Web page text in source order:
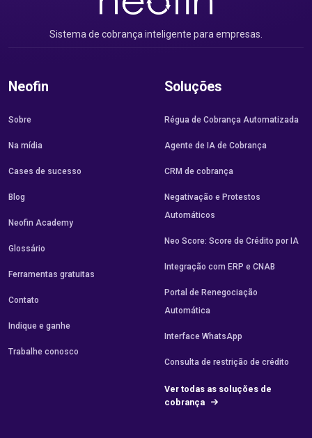
Sistema de cobrança inteligente para empresas.
Neofin
Sobre
Na mídia
Cases de sucesso
Blog
Neofin Academy
Glossário
Ferramentas gratuitas
Contato
Indique e ganhe
Trabalhe conosco
Soluções
Régua de Cobrança Automatizada
Agente de IA de Cobrança
CRM de cobrança
Negativação e Protestos
Automáticos
Neo Score: Score de Crédito por IA
Integração com ERP e CNAB
Portal de Renegociação
Automática
Interface WhatsApp
Consulta de restrição de crédito
Ver todas as soluções de
cobrança